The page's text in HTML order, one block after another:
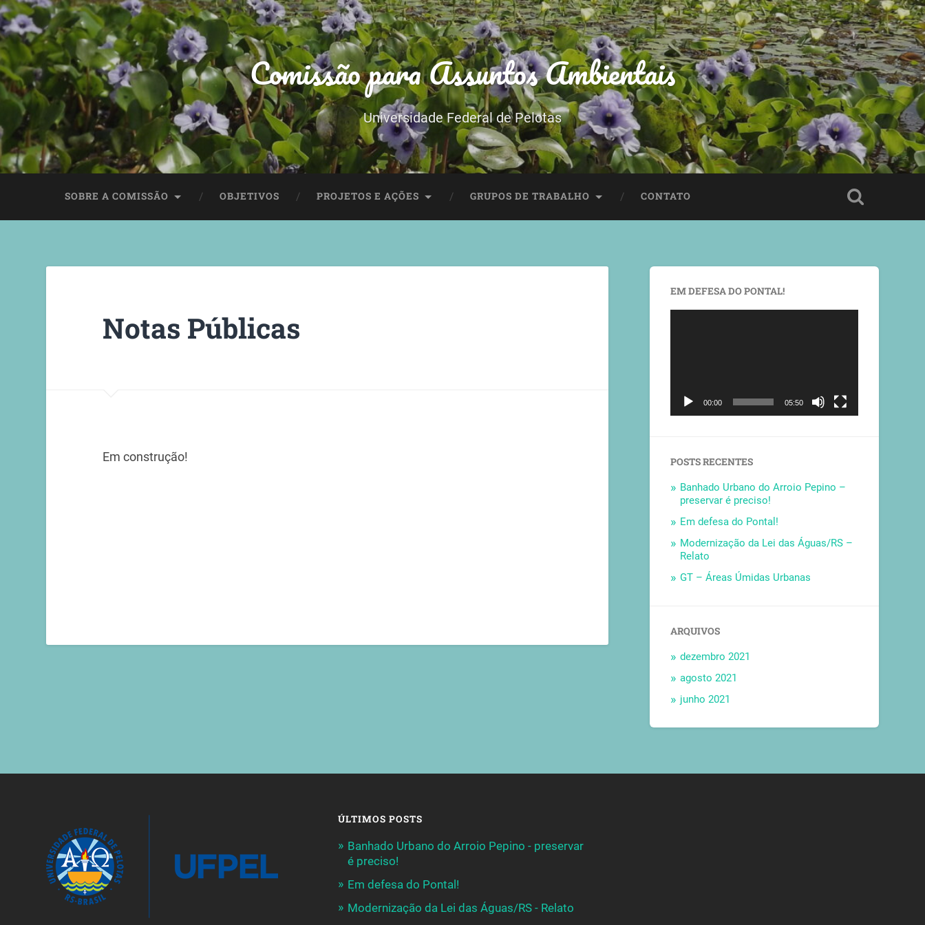
Comissão para Assuntos Ambientais
Universidade Federal de Pelotas
SOBRE A COMISSÃO OBJETIVOS PROJETOS E AÇÕES GRUPOS DE TRABALHO CONTATO
Notas Públicas
Em construção!
EM DEFESA DO PONTAL!
00:00 05:50
POSTS RECENTES
Banhado Urbano do Arroio Pepino –
preservar é preciso!
Em defesa do Pontal!
Modernização da Lei das Águas/RS –
Relato
GT – Áreas Úmidas Urbanas
ARQUIVOS
dezembro 2021
agosto 2021
junho 2021
ÚLTIMOS POSTS
Banhado Urbano do Arroio Pepino - preservar
é preciso!
Em defesa do Pontal!
Modernização da Lei das Águas/RS - Relato